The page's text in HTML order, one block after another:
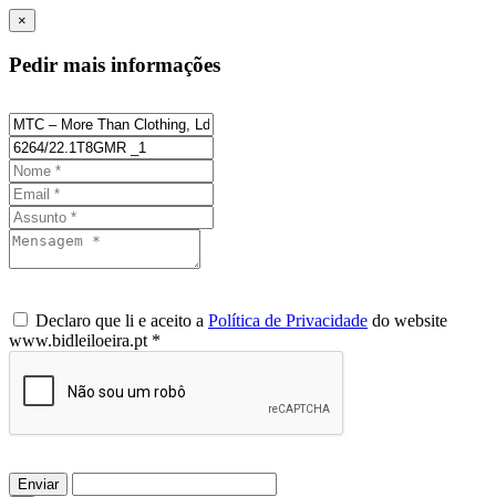
×
Pedir mais informações
Declaro que li e aceito a Política de Privacidade do website
www.bidleiloeira.pt *
Enviar